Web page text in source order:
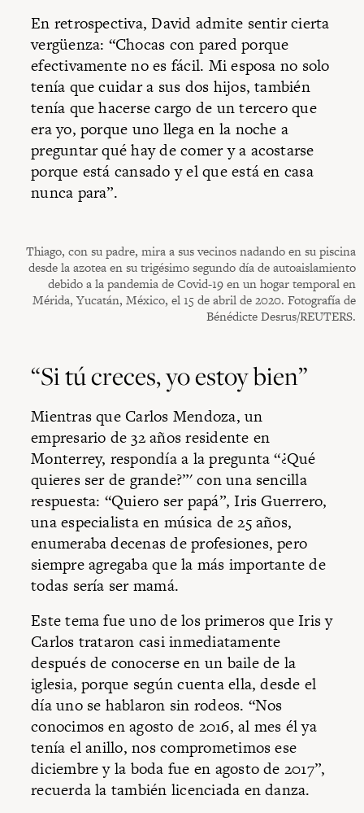
En retrospectiva, David admite sentir cierta
vergüenza: “Chocas con pared porque
efectivamente no es fácil. Mi esposa no solo
tenía que cuidar a sus dos hijos, también
tenía que hacerse cargo de un tercero que
era yo, porque uno llega en la noche a
preguntar qué hay de comer y a acostarse
porque está cansado y el que está en casa
nunca para”.
Thiago, con su padre, mira a sus vecinos nadando en su piscina
desde la azotea en su trigésimo segundo día de autoaislamiento
debido a la pandemia de Covid-19 en un hogar temporal en
Mérida, Yucatán, México, el 15 de abril de 2020. Fotografía de
Bénédicte Desrus/REUTERS.
“Si tú creces, yo estoy bien”
Mientras que Carlos Mendoza, un
empresario de 32 años residente en
Monterrey, respondía a la pregunta “¿Qué
quieres ser de grande?”' con una sencilla
respuesta: “Quiero ser papá”, Iris Guerrero,
una especialista en música de 25 años,
enumeraba decenas de profesiones, pero
siempre agregaba que la más importante de
todas sería ser mamá.
Este tema fue uno de los primeros que Iris y
Carlos trataron casi inmediatamente
después de conocerse en un baile de la
iglesia, porque según cuenta ella, desde el
día uno se hablaron sin rodeos. “Nos
conocimos en agosto de 2016, al mes él ya
tenía el anillo, nos comprometimos ese
diciembre y la boda fue en agosto de 2017”,
recuerda la también licenciada en danza.